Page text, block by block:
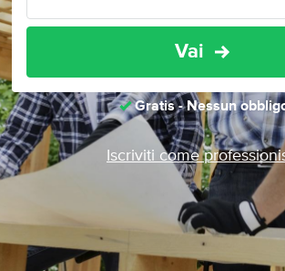
Vai
Gratis - Nessun
Iscriviti come